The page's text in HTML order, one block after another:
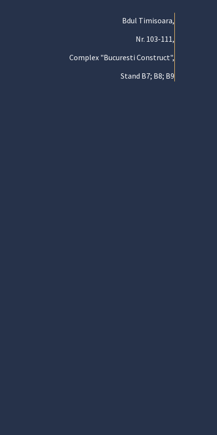
Bdul Timisoara,
Nr. 103-111,
Complex "Bucuresti Construct",
Stand B7; B8; B9